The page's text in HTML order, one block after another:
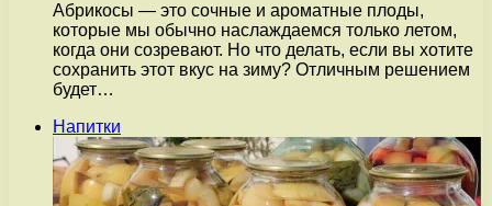
Абрикосы — это сочные и ароматные плоды,
которые мы обычно наслаждаемся только летом,
когда они созревают. Но что делать, если вы хотите
сохранить этот вкус на зиму? Отличным решением
будет…
Напитки